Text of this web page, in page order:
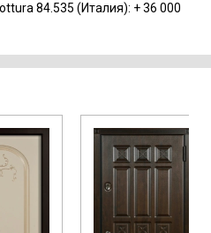
84.535 (Италия): + 36 000